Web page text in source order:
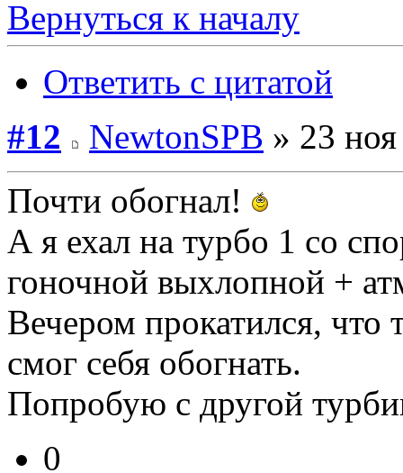
Вернуться к началу
Ответить с цитатой
#12
NewtonSPB » 23
Почти обогнал!
А я ехал на турбо 1 со
гоночной выхлопной +
Вечером прокатился, что
смог себя обогнать.
Попробую с другой
0